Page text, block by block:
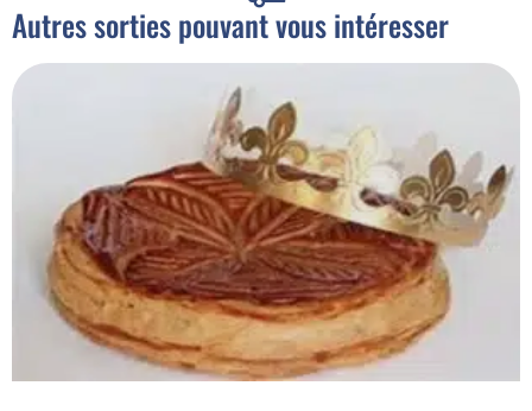
Autres sorties pouvant vous intéresser